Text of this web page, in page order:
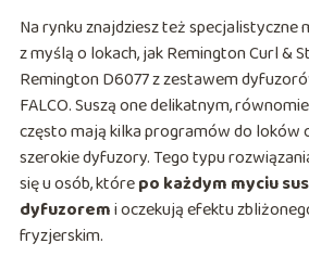
Na rynku znajdziesz też
z myślą o lokach, jak Remington Curl &
Remington D6077 z zestawem
FALCO. Suszą one delikatnym,
często mają kilka programów do loków
szerokie dyfuzory. Tego typu
się u osób, którepo każdym myciu
dyfuzoremi oczekują efektu
fryzjerskim.